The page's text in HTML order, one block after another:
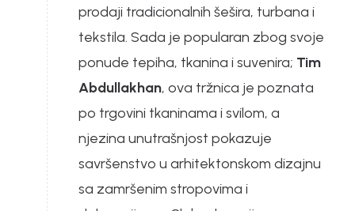
prodaji tradicionalnih šešira, turbana i
tekstila. Sada je popularan zbog svoje
ponude tepiha, tkanina i suvenira; Tim
Abdullakhan, ova tržnica je poznata
po trgovini tkaninama i svilom, a
njezina unutrašnjost pokazuje
savršenstvo u arhitektonskom dizajnu
sa zamršenim stropovima i